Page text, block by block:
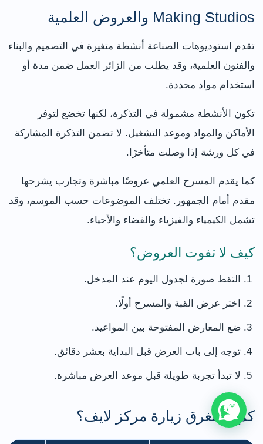
Making Studios والعروض العلمية
تقدم استوديوهات الصناعة أنشطة متغيرة في التصميم والبناء
والفنون العلمية، وقد يطلب من الزائر العمل ضمن مدة أو
استخدام مواد محددة.
تكون الأنشطة مشمولة في التذكرة، لكنها تخضع لتوفر
الأماكن والمواد وموعد التشغيل. لا تضمن التذكرة المشاركة
في كل ورشة إذا وصلت متأخرًا.
كما يقدم المسرح العلمي عروضًا مباشرة وتجارب يشرحها
مقدم أمام الجمهور. تختلف الموضوعات حسب الموسم، وقد
تشمل الكيمياء والفيزياء والفضاء والأحياء.
كيف لا تفوت العروض؟
التقط صورة لجدول اليوم عند المدخل.
اختر عرض القبة والمسرح أولًا.
ضع المعارض المفتوحة بين المواعيد.
توجه إلى باب العرض قبل البداية بعشر دقائق.
لا تبدأ تجربة طويلة قبل موعد العرض مباشرة.
كم تستغرق زيارة مركز لايف؟